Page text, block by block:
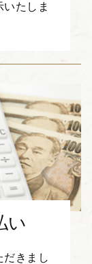
たしま
い
だきまし